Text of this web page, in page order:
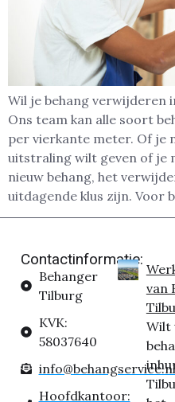
Wil je behang verwijderen
Ons team kan alle soort
per vierkante meter. Of je
uitstraling wilt geven of je
nieuw behang, het
uitdagende klus zijn. Voor
Contactinformatie:
Behanger
Tilburg
KVK:
58037640
info@behangservice.nl
Hoofdkantoor:
van
Wilt